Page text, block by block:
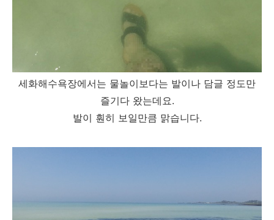
세화해수욕장에서는 물놀이보다는 발이나 담글 정도만
즐기다 왔는데요.
발이 훤히 보일만큼 맑습니다.